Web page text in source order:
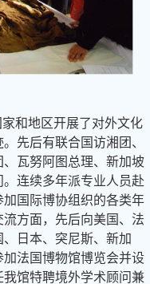
和地区开展了对外文化
先后有联合国访湘团、
瓦努阿图总理、新加坡
连续多年派专业人员赴
国际博协组织的各类年
方面，先后向美国、法
日本、突尼斯、新加
法国博物馆博览会并设
馆特聘境外学术顾问兼